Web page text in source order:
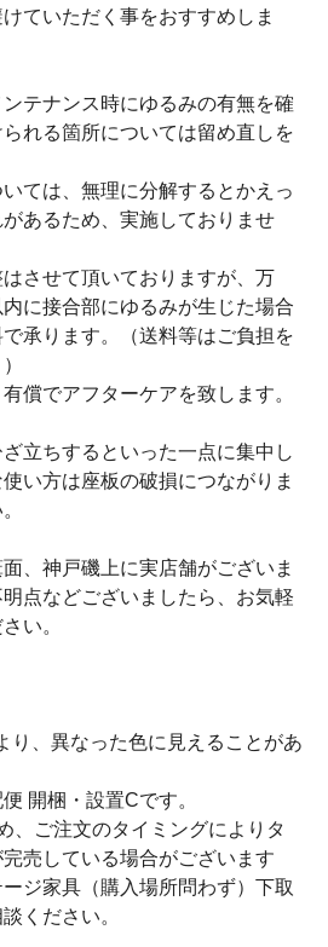
ていただく事をおすすめしま
テナンス時にゆるみの有無を確
れる箇所については留め直しを
ては、無理に分解するとかえっ
あるため、実施しておりませ
させて頂いておりますが、万
に接合部にゆるみが生じた場合
承ります。（送料等はご負担を
償でアフターケアを致します。
立ちするといった一点に集中し
い方は座板の破損につながりま
、神戸磯上に実店舗がございま
点などございましたら、お気軽
い。
り、異なった色に見えることがあ
開梱・設置Cです。
、ご注文のタイミングによりタ
売している場合がございます
ジ家具（購入場所問わず）下取
ください。